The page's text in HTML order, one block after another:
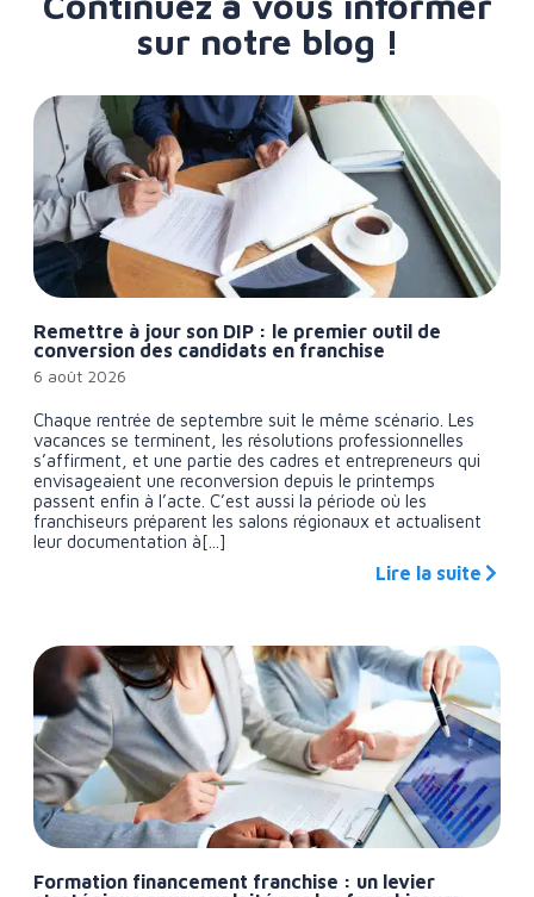
sur notre blog !
Remettre à jour son DIP : le premier outil de
conversion des candidats en franchise
6 août 2026
Chaque rentrée de septembre suit le même scénario. Les
vacances se terminent, les résolutions professionnelles
s’affirment, et une partie des cadres et entrepreneurs qui
envisageaient une reconversion depuis le printemps
passent enfin à l’acte. C’est aussi la période où les
franchiseurs préparent les salons régionaux et actualisent
leur documentation à[...]
Lire la suite
Formation financement franchise : un levier